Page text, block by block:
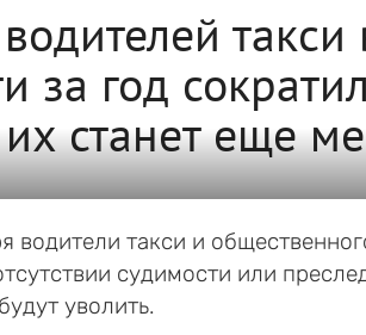
за год
станет еще
водители такси и
судимости или
уволить.